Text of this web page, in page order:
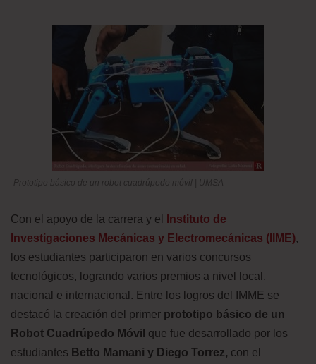
Prototipo básico de un robot cuadrúpedo móvil | UMSA
Con el apoyo de la carrera y el
Instituto de
Investigaciones Mecánicas y Electromecánicas (IIME),
los estudiantes participaron en varios concursos
tecnológicos, logrando varios premios a nivel local,
nacional e internacional. Entre los logros del IMME se
destacó la creación del primer prototipo básico de un
Robot Cuadrúpedo Móvil que fue desarrollado por los
estudiantes Betto Mamani y Diego Torrez, con el